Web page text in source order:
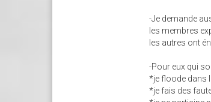
-Je demande
les membres
les autres ont
-Pour eux qui
*je floode dans
*je fais des